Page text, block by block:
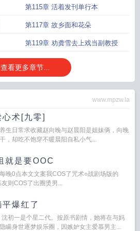
第115章 活着发刊单行本
第117章 故乡面和花朵
第119章 劝龚雪去上戏当副教授
查看更多章节...
www.mpzw.la
术[九零]
生日常求收藏赵向晚与赵晨阳是姐妹俩，向晚
，却吃不饱穿不暖晨阳自私小气...
就是要OOC
晚0点本文文案我COS了咒术○战剧场版的
则COS了出圈烫男...
爆红了
沈初一是个星二代。按原书剧情，她将在与妈
瞒身世逐梦娱乐圈，因嫉妒女主爱慕男主...